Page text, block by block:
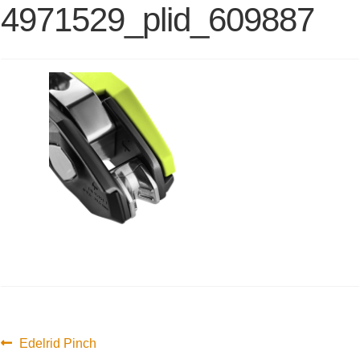
4971529_plid_609887
Forrige
Edelrid Pinch